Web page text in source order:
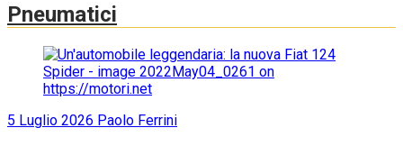
Pneumatici
5 Luglio 2026 Paolo Ferrini